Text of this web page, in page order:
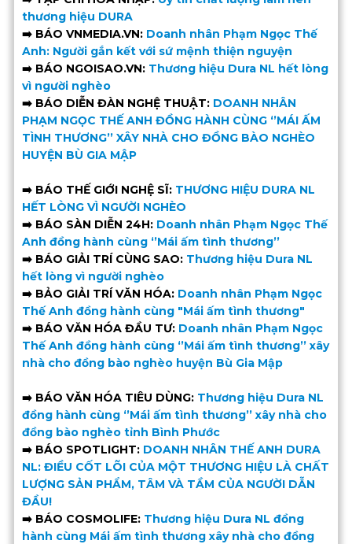
thương hiệu DURA
➡️ BÁO VNMEDIA.VN: Doanh nhân Phạm Ngọc Thế
Anh: Người gắn kết với sứ mệnh thiện nguyện
➡️ BÁO NGOISAO.VN: Thương hiệu Dura NL hết lòng
vì người nghèo
➡️ BÁO DIỄN ĐÀN NGHỆ THUẬT: DOANH NHÂN
PHẠM NGỌC THẾ ANH ĐỒNG HÀNH CÙNG ‘’MÁI ẤM
TÌNH THƯƠNG’’ XÂY NHÀ CHO ĐỒNG BÀO NGHÈO
HUYỆN BÙ GIA MẬP
➡️ BÁO THẾ GIỚI NGHỆ SĨ: THƯƠNG HIỆU DURA NL
HẾT LÒNG VÌ NGƯỜI NGHÈO
➡️ BÁO SÀN DIỄN 24H: Doanh nhân Phạm Ngọc Thế
Anh đồng hành cùng ‘’Mái ấm tình thương’’
➡️ BÁO GIẢI TRÍ CÙNG SAO: Thương hiệu Dura NL
hết lòng vì người nghèo
➡️ BẢO GIẢI TRÍ VĂN HÓA: Doanh nhân Phạm Ngọc
Thế Anh đồng hành cùng "Mái ấm tình thương"
➡️ BÁO VĂN HÓA ĐẦU TƯ: Doanh nhân Phạm Ngọc
Thế Anh đồng hành cùng ‘’Mái ấm tình thương’’ xây
nhà cho đồng bào nghèo huyện Bù Gia Mập
➡️ BÁO VĂN HÓA TIÊU DÙNG: Thương hiệu Dura NL
đồng hành cùng ‘’Mái ấm tình thương’’ xây nhà cho
đồng bào nghèo tỉnh Bình Phước
➡️ BÁO SPOTLIGHT: DOANH NHÂN THẾ ANH DURA
NL: ĐIỀU CỐT LÕI CỦA MỘT THƯƠNG HIỆU LÀ CHẤT
LƯỢNG SẢN PHẨM, TÂM VÀ TẦM CỦA NGƯỜI DẪN
ĐẦU!
➡️ BÁO COSMOLIFE: Thương hiệu Dura NL đồng
hành cùng Mái ấm tình thương xây nhà cho đồng